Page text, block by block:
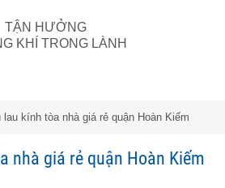
TẬN HƯỞNG
KHÍ TRONG LÀNH
lau kính tòa nhà giá rẻ quận Hoàn Kiếm
nhà giá rẻ quận Hoàn Kiếm